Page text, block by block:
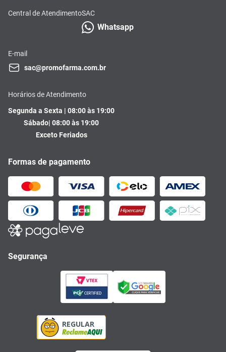
Central de AtendimentoSAC
Whatsapp
E-mail
sac@promofarma.com.br
Horários de Atendimento
Segunda a Sexta | 08:00 às 19:00
Sábado| 08:00 às 19:00
Exceto Feriados
Formas de pagamento
Segurança